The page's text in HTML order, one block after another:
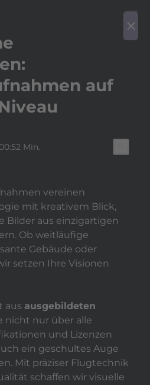
menu
Video
auf
00:52 Min.
vereinen
mit kreativem Blick,
Bilder aus einzigartigen
Ob weitläufige
Gebäude oder
setzen Ihre Visionen
ausausgebildeten
nicht nur über alle
und Lizenzen
ein geschultes Auge
Mit präziser Flugtechnik
schaffen wir visuelle
close